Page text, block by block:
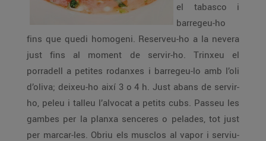
el tabasco i
barregeu-ho
fins que quedi homogeni. Reserveu-ho a la nevera
just fins al moment de servir-ho. Trinxeu el
porradell a petites rodanxes i barregeu-lo amb l’oli
d’oliva; deixeu-ho així 3 o 4 h. Just abans de servir-
ho, peleu i talleu l’alvocat a petits cubs. Passeu les
gambes per la planxa senceres o pelades, tot just
per marcar-les. Obriu els musclos al vapor i serviu-